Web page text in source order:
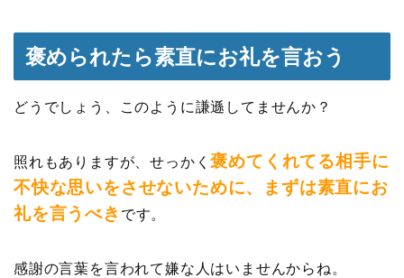
褒められたら素直にお礼を言おう
どうでしょう、このように謙遜してませんか？
照れもありますが、せっかく褒めてくれてる相手に
不快な思いをさせないために、まずは素直にお
礼を言うべき です。
感謝の言葉を言われて嫌な人はいませんからね。